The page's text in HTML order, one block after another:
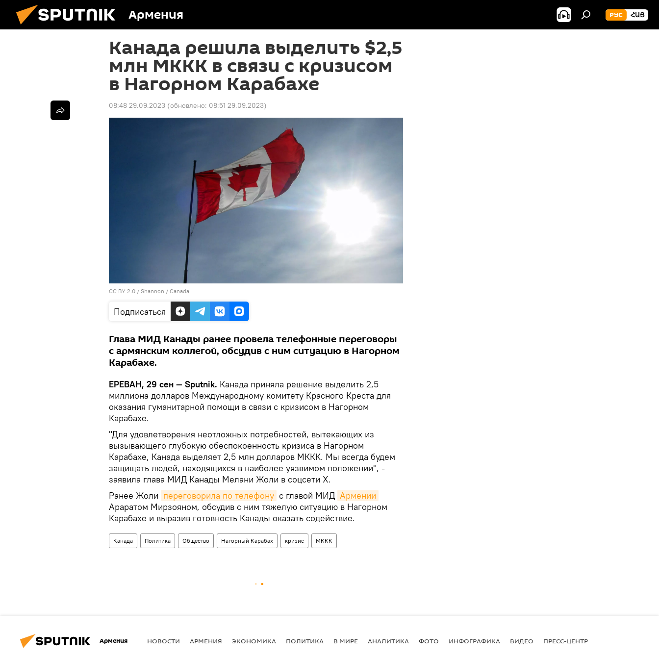
Армения РУС ՀԱՅ
Канада решила выделить $2,5
млн МККК в связи с кризисом
в Нагорном Карабахе
08:48 29.09.2023 (обновлено: 08:51 29.09.2023)
CC BY 2.0 / Shannon / Canada
Подписаться
Глава МИД Канады ранее провела телефонные переговоры
с армянским коллегой, обсудив с ним ситуацию в Нагорном
Карабахе.
ЕРЕВАН, 29 сен — Sputnik. Канада приняла решение выделить 2,5
миллиона долларов Международному комитету Красного Креста для
оказания гуманитарной помощи в связи с кризисом в Нагорном
Карабахе.
"Для удовлетворения неотложных потребностей, вытекающих из
вызывающего глубокую обеспокоенность кризиса в Нагорном
Карабахе, Канада выделяет 2,5 млн долларов МККК. Мы всегда будем
защищать людей, находящихся в наиболее уязвимом положении", -
заявила глава МИД Канады Мелани Жоли в соцсети X.
Ранее Жоли переговорила по телефону с главой МИД Армении
Араратом Мирзояном, обсудив с ним тяжелую ситуацию в Нагорном
Карабахе и выразив готовность Канады оказать содействие.
Канада Политика Общество Нагорный Карабах кризис МККК
Армения НОВОСТИ АРМЕНИЯ ЭКОНОМИКА ПОЛИТИКА В МИРЕ АНАЛИТИКА ФОТО ИНФОГРАФИКА ВИДЕО ПРЕСС-ЦЕНТР